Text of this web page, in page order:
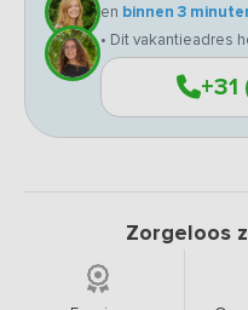
en binnen 3
• Dit vakantieadres
Zorgeloos